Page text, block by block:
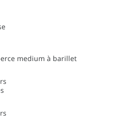
medium à barillet